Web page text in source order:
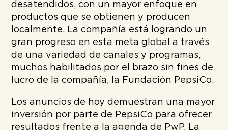
desatendidos, con un mayor enfoque en
productos que se obtienen y producen
localmente. La compañía está logrando un
gran progreso en esta meta global a través
de una variedad de canales y programas,
muchos habilitados por el brazo sin fines de
lucro de la compañía, la Fundación PepsiCo.
Los anuncios de hoy demuestran una mayor
inversión por parte de PepsiCo para ofrecer
resultados frente a la agenda de PwP. La